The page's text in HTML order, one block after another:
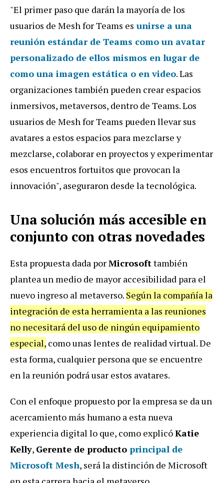
"El primer paso que darán la mayoría de los
usuarios de Mesh for Teams es unirse a una
reunión estándar de Teams como un avatar
personalizado de ellos mismos en lugar de
como una imagen estática o en video. Las
organizaciones también pueden crear espacios
inmersivos, metaversos, dentro de Teams. Los
usuarios de Mesh for Teams pueden llevar sus
avatares a estos espacios para mezclarse y
mezclarse, colaborar en proyectos y experimentar
esos encuentros fortuitos que provocan la
innovación", aseguraron desde la tecnológica.
Una solución más accesible en
conjunto con otras novedades
Esta propuesta dada porMicrosofttambién
plantea un medio de mayor accesibilidad para el
nuevo ingreso al metaverso. Según la compañía la
integración de esta herramienta a las reuniones
no necesitará del uso de ningún equipamiento
especial, como unas lentes de realidad virtual. De
esta forma, cualquier persona que se encuentre
en la reunión podrá usar estos avatares.
Con el enfoque propuesto por la empresa se da un
acercamiento más humano a esta nueva
experiencia digital lo que, como explicóKatie
Kelly, Gerente de producto principal de
Microsoft Mesh, será la distinción de Microsoft